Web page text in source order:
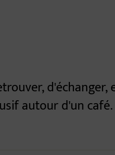
autour d'un café.